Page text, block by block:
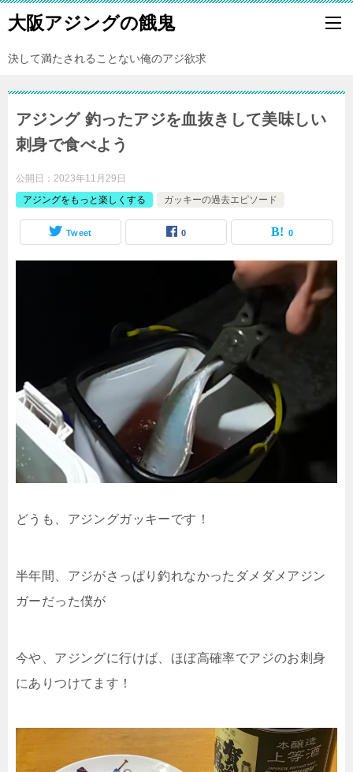
大阪アジングの餓鬼
決して満たされることない俺のアジ欲求
アジング 釣ったアジを血抜きして美味しい
刺身で食べよう
公開日： 2023年11月29日
アジングをもっと楽しくする
ガッキーの過去エピソード
Tweet 0 0
どうも、アジングガッキーです！
半年間、アジがさっぱり釣れなかったダメダメアジン
ガーだった僕が
今や、アジングに行けば、ほぼ高確率でアジのお刺身
にありつけてます！